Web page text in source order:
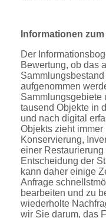
Informationen
Der
Bewertung, ob das
aufgenommen
Sammlungsgebiete
tausend Objekte in
und nach digital
Objekts zieht
Konservierung,
einer
Entscheidung der
kann daher einige
Anfrage
bearbeiten und zu
wiederholte
wir Sie darum, das